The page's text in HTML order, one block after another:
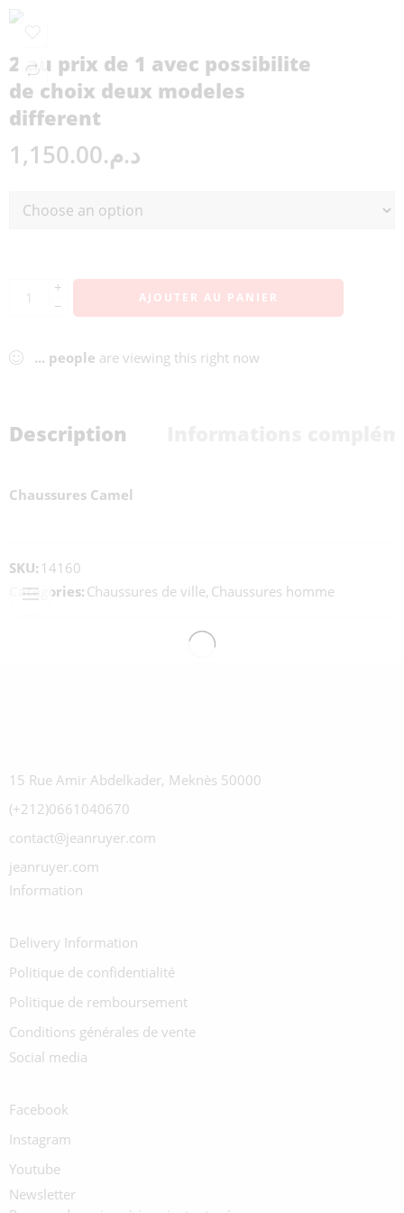
2 au prix de 1 avec possibilite
de choix deux modeles
different
د.م.1,150.00
+
−
AJOUTER AU PANIER
... people are viewing this right now
Description
Chaussures Camel
SKU: 14160
Categories: Chaussures de ville, Chaussures homme
15 Rue Amir Abdelkader, Meknès 50000
(+212)0661040670
contact@jeanruyer.com
jeanruyer.com
Information
Delivery Information
Politique de confidentialité
Politique de remboursement
Conditions générales de vente
Social media
Facebook
Instagram
Youtube
Newsletter